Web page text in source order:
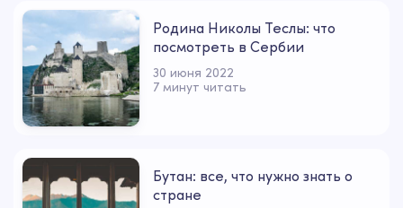
Родина Николы Теслы: что
посмотреть в Сербии
30 июня 2022
7 минут читать
Бутан: все, что нужно знать о
стране